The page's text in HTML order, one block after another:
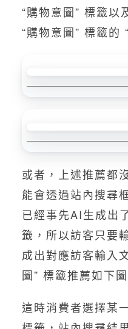
“購物意圖” 標籤以
“購物意圖” 標籤的
或者，上述推薦都
能會透過站內搜尋
已經事先AI生成出
籤，所以訪客只要
成出對應訪客輸入
圖” 標籤推薦如下圖
這時消費者選擇某